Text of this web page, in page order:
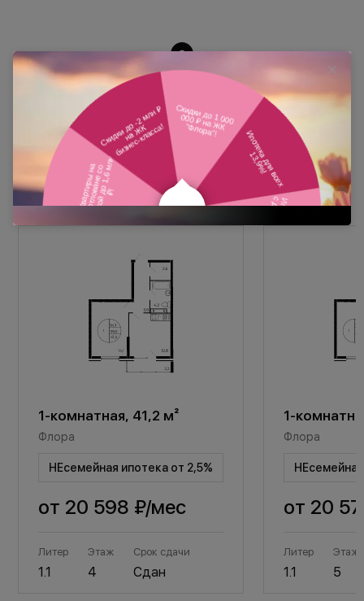
Похожие планировки
1-комнатная, 41,2 м²
Флора
НЕсемейная ипотека от 2,5%
от 20 598 ₽/мес
Литер
1.1
Этаж
4
Срок сдачи
Сдан
1-
Флора
от 20
Литер
1.1
Этаж
5